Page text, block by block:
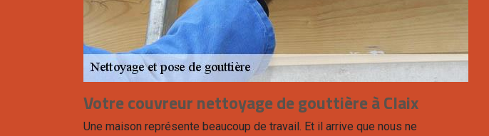
Votre couvreur nettoyage de gouttière à Claix
Une maison représente beaucoup de travail. Et il arrive que nous ne